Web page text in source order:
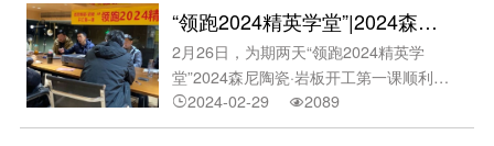
号：NME682AP0981-L4波罗的海规格：
800X2600mmX9mm纹理：四面（左右
无限连纹）型号：NMF682AS0974澳洲
砂岩规格
牌‍集团公司——顺成陶瓷集团创始于1998
总部位于瓷都佛山拥有陶瓷砖行业航母级
制造实力满足大型工程及家居定制长期供
货旗下核心时尚品牌森尼陶瓷·岩板研发实
力遥遥领先‍森尼陶瓷·岩板，诞生于2007
“领跑2024精英学堂”|2024森尼陶瓷·岩板开工第一课顺利开展！
2月26日，为期两天“领跑2024精英学
堂”2024森尼陶瓷·岩板开工第一课顺利开
展。销售实战经验分享Sales practical
experience sharing曾子曰：“吾日三省吾
2024-02-29 2089